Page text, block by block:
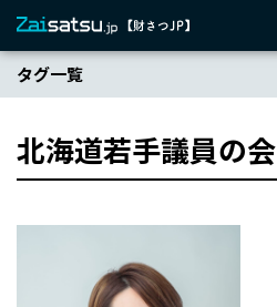
タグ一覧
北海道若手議員の会